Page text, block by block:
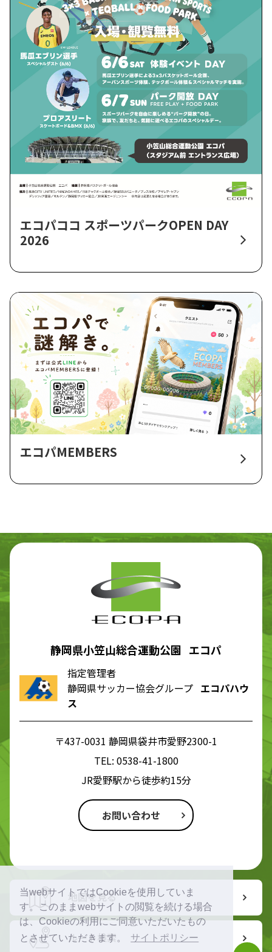
当webサイトではCookieを使用していま
す。このままwebサイトの閲覧を続ける場合
は、Cookieの利用にご同意いただいたもの
とさせていただきます。
サイトポリシー
エコパココ スポーツパークOPEN DAY
2026
エコパMEMBERS
静岡県小笠山総合運動公園 エコパ
指定管理者
静岡県サッカー協会グループ エコパハウ
ス
〒437-0031 静岡県袋井市愛野2300-1
TEL: 0538-41-1800
JR愛野駅から徒歩約15分
お問い合わせ
地図を見る
ルート検索